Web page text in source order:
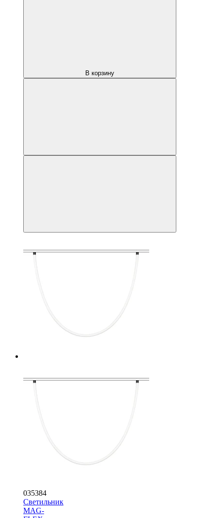
В корзину
035384
Светильник
MAG-